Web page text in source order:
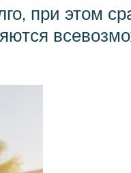
при этом